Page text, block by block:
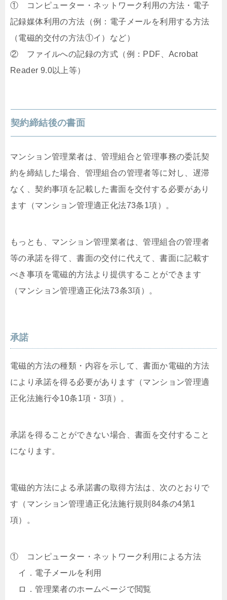
① コンピューター・ネットワーク利用の方法・電子
記録媒体利用の方法（例：電子メールを利用する方法
（電磁的交付の方法①イ）など）
② ファイルへの記録の方式（例：PDF、Acrobat
Reader 9.0以上等）
契約締結後の書面
マンション管理業者は、管理組合と管理事務の委託契
約を締結した場合、管理組合の管理者等に対し、遅滞
なく、契約事項を記載した書面を交付する必要があり
ます（マンション管理適正化法73条1項）。
もっとも、マンション管理業者は、管理組合の管理者
等の承諾を得て、書面の交付に代えて、書面に記載す
べき事項を電磁的方法より提供することができます
（マンション管理適正化法73条3項）。
承諾
電磁的方法の種類・内容を示して、書面か電磁的方法
により承諾を得る必要があります（マンション管理適
正化法施行令10条1項・3項）。
承諾を得ることができない場合、書面を交付すること
になります。
電磁的方法による承諾書の取得方法は、次のとおりで
す（マンション管理適正化法施行規則84条の4第1
項）。
① コンピューター・ネットワーク利用による方法
イ．電子メールを利用
ロ．管理業者のホームページで閲覧